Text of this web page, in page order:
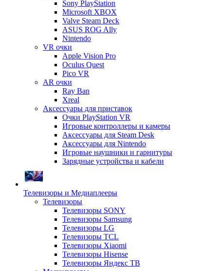
Sony PlayStation
Microsoft XBOX
Valve Steam Deck
ASUS ROG Ally
Nintendo
VR очки
Apple Vision Pro
Oculus Quest
Pico VR
AR очки
Ray Ban
Xreal
Аксессуары для приставок
Очки PlayStation VR
Игровые контроллеры и камеры
Аксессуары для Steam Desk
Аксессуары для Nintendo
Игровые наушники и гарнитуры
Зарядные устройства и кабели
Телевизоры и Медиаплееры
Телевизоры
Телевизоры SONY
Телевизоры Samsung
Телевизоры LG
Телевизоры TCL
Телевизоры Xiaomi
Телевизоры Hisense
Телевизоры Яндекс ТВ